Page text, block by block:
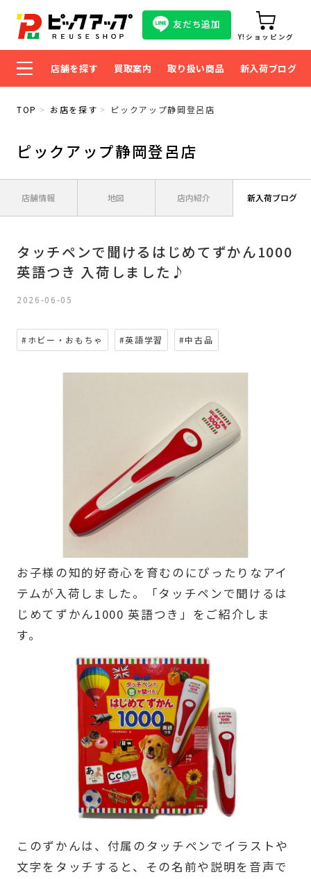
友だち追加
Y!ショッピング
店舗を探す 買取案内 取り扱い商品 新入荷ブログ
TOP お店を探す ピックアップ静岡登呂店
ピックアップ静岡登呂店
店舗情報 地図 店内紹介 新入荷ブログ
タッチペンで聞けるはじめてずかん1000
英語つき 入荷しました♪
2026-06-05
#ホビー・おもちゃ #英語学習 #中古品
お子様の知的好奇心を育むのにぴったりなアイ
テムが入荷しました。「タッチペンで聞けるは
じめてずかん1000 英語つき」をご紹介しま
す。
このずかんは、付属のタッチペンでイラストや
文字をタッチすると、その名前や説明を音声で